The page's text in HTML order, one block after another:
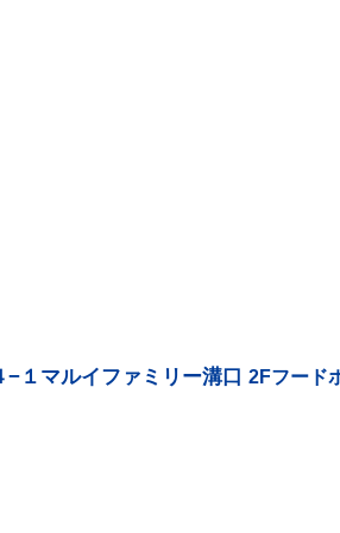
１マルイファミリー溝口 2Fフード